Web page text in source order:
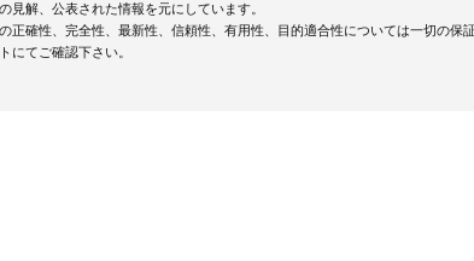
解、公表された情報を元にしています。
確性、完全性、最新性、信頼性、有用性、目的適合性については一切の保
にてご確認下さい。